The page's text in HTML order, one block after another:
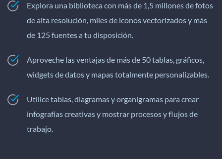
Explora una biblioteca con más de 1,5 millones de fotos
de alta resolución, miles de iconos vectorizados y más
de 125 fuentes a tu disposición.
Aproveche las ventajas de más de 50 tablas, gráficos,
widgets de datos y mapas totalmente personalizables.
Utilice tablas, diagramas y organigramas para crear
infografías creativas y mostrar procesos y flujos de
trabajo.